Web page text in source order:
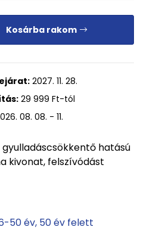
Kosárba rakom
2027. 11. 28.
29 999 Ft-tól
08. 08. - 11.
gyulladáscsökkentő hatású
kivonat, felszívódást
50 év 50 év felett